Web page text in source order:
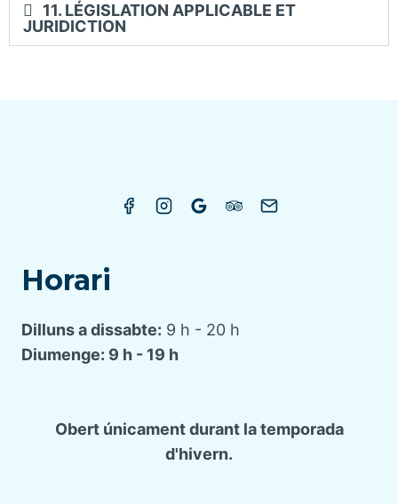
11. LÉGISLATION APPLICABLE ET
JURIDICTION
Horari
Dilluns a dissabte: 9 h - 20 h
Diumenge: 9 h - 19 h
Obert únicament durant la temporada
d'hivern.